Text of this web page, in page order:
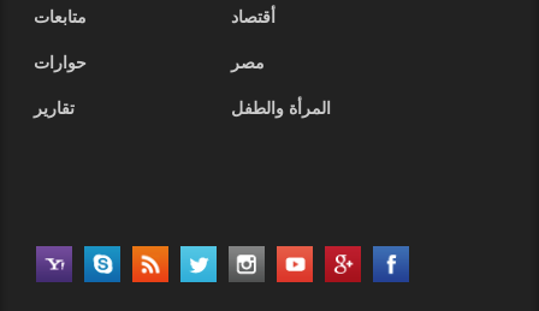
أقتصاد
متابعات
مصر
حوارات
المرأة والطفل
تقارير